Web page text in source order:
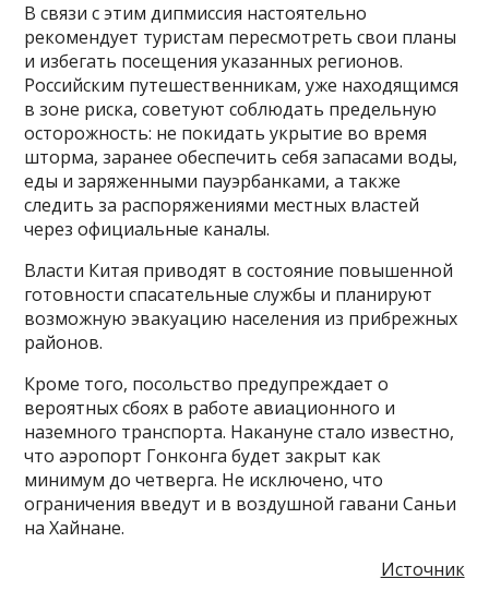
В связи с этим дипмиссия настоятельно
рекомендует туристам пересмотреть свои планы
и избегать посещения указанных регионов.
Российским путешественникам, уже находящимся
в зоне риска, советуют соблюдать предельную
осторожность: не покидать укрытие во время
шторма, заранее обеспечить себя запасами воды,
еды и заряженными пауэрбанками, а также
следить за распоряжениями местных властей
через официальные каналы.
Власти Китая приводят в состояние повышенной
готовности спасательные службы и планируют
возможную эвакуацию населения из прибрежных
районов.
Кроме того, посольство предупреждает о
вероятных сбоях в работе авиационного и
наземного транспорта. Накануне стало известно,
что аэропорт Гонконга будет закрыт как
минимум до четверга. Не исключено, что
ограничения введут и в воздушной гавани Саньи
на Хайнане.
Источник